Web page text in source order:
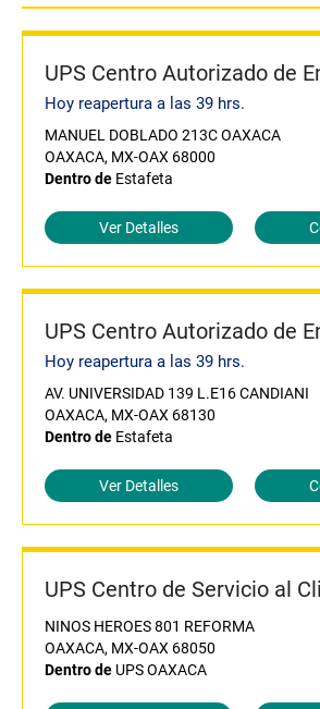
UPS Centro Autorizado de
Hoy reapertura a las 39 hrs.
MANUEL DOBLADO 213C OAXACA
OAXACA, MX-OAX 68000
Dentro de Estafeta
Ver Detalles
UPS Centro Autorizado de
Hoy reapertura a las 39 hrs.
AV. UNIVERSIDAD 139 L.E16 CANDIANI
OAXACA, MX-OAX 68130
Dentro de Estafeta
Ver Detalles
UPS Centro de Servicio al
NINOS HEROES 801 REFORMA
OAXACA, MX-OAX 68050
Dentro de UPS OAXACA